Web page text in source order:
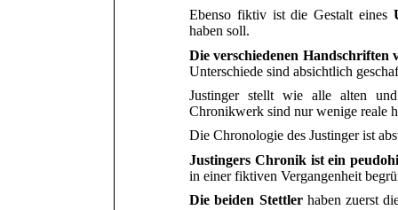
Ebenso fiktiv ist die Gestalt eines
haben soll.
Die verschiedenen
Unterschiede sind absichtlich
Justinger stellt wie alle alten
Chronikwerk sind nur wenige reale
Die Chronologie des Justinger ist
Justingers Chronik ist ein
in einer fiktiven Vergangenheit
Die beiden Stettlerhaben zuerst